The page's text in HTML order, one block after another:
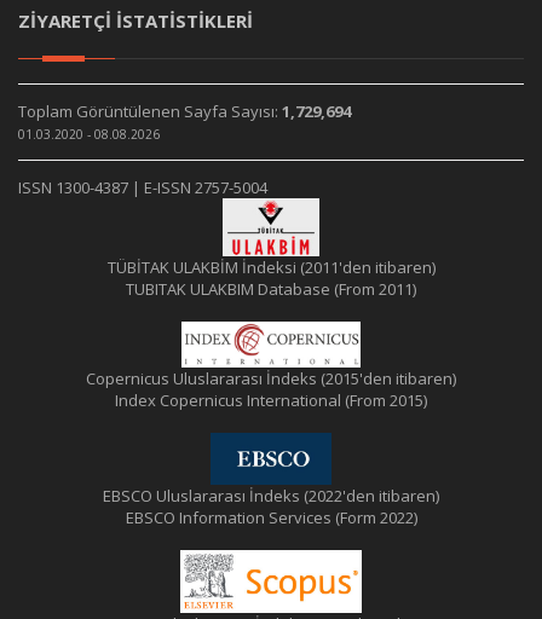
ZİYARETÇİ İSTATİSTİKLERİ
Toplam Görüntülenen Sayfa Sayısı: 1,729,694
01.03.2020 - 08.08.2026
ISSN 1300-4387 | E-ISSN 2757-5004
TÜBİTAK ULAKBİM İndeksi (2011'den itibaren)
TUBITAK ULAKBIM Database (From 2011)
Copernicus Uluslararası İndeks (2015'den itibaren)
Index Copernicus International (From 2015)
EBSCO Uluslararası İndeks (2022'den itibaren)
EBSCO Information Services (Form 2022)